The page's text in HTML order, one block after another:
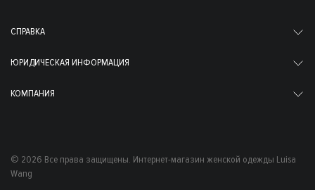
СПРАВКА
ЮРИДИЧЕСКАЯ ИНФОРМАЦИЯ
КОМПАНИЯ
© 2026 Все права защищены. Интернет-магазин женской одежды Luisa
Wang